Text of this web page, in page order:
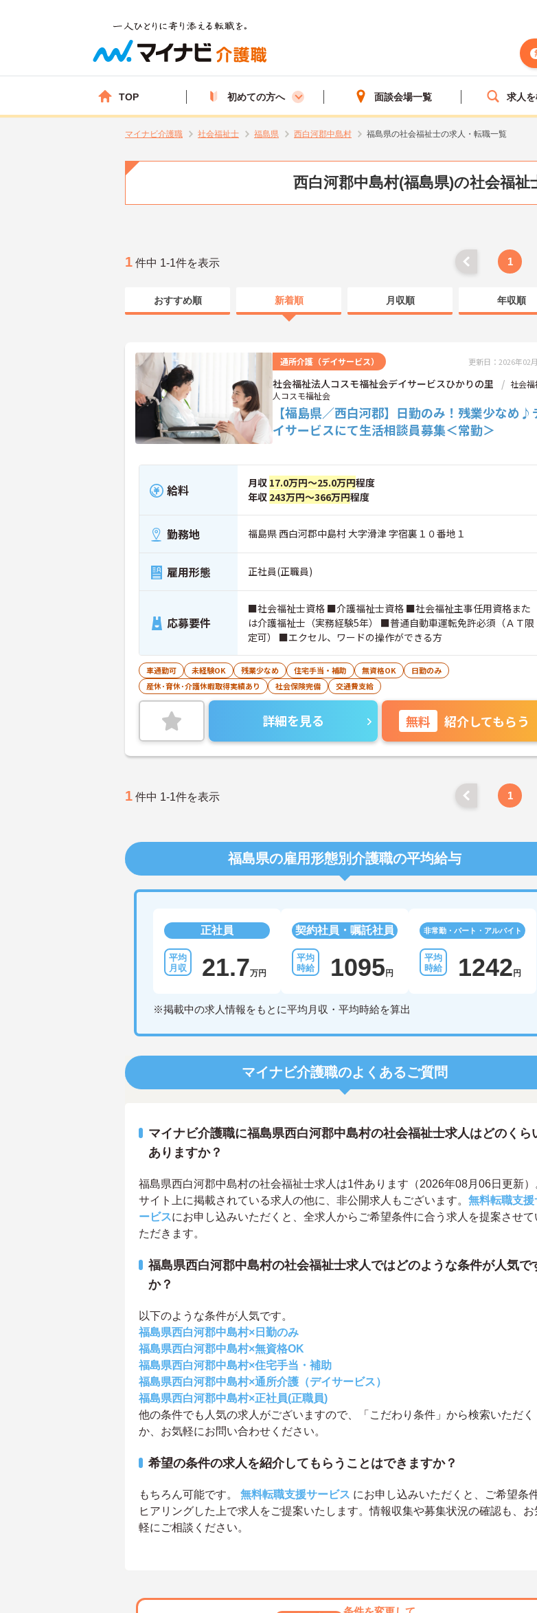
TOP 初めての方へ 面談会場一覧 求人
マイナビ介護職 社会福祉士 福島県 西白河郡中島村 福島県の社会福祉士の求人・転職一覧
西白河郡中島村(福島県)の社会福祉
1 件中 1-1件を表示 1
おすすめ順 新着順 月収順 年収順
通所介護（デイサービス） 更新日：2026年02
社会福祉法人コスモ福祉会デイサービスひかりの里
社会
人コスモ福祉会
【福島県／西白河郡】日勤のみ！残業少なめ♪
イサービスにて生活相談員募集＜常勤＞
給料 月収 17.0万円～25.0万円程度
年収 243万円～366万円程度
勤務地 福島県 西白河郡中島村 大字滑津 字宿裏１０番地１
雇用形態 正社員(正職員)
応募要件
■社会福祉士資格 ■介護福祉士資格 ■社会福祉主事任用資格また
は介護福祉士（実務経験5年） ■普通自動車運転免許必須（ＡＴ限
定可） ■エクセル、ワードの操作ができる方
車通勤可 未経験OK 残業少なめ 住宅手当・補助 無資格OK
日勤のみ
産休･育休･介護休暇取得実績あり
社会保険完備 交通費支給
詳細を見る 無料 紹介してもらう
1 件中 1-1件を表示 1
福島県の雇用形態別介護職の平均給与
正社員
21.7万円
契約社員・嘱託社員
1095 円
非常勤・パート・アルバイト
1242 円
※掲載中の求人情報をもとに平均月収・平均時給を算出
マイナビ介護職のよくあるご質問
マイナビ介護職に福島県西白河郡中島村の社会福祉士求人はどのくら
ありますか？
福島県西白河郡中島村の社会福祉士求人は1件あります（2026年08月06日更新）
サイト上に掲載されている求人の他に、非公開求人もございます。 無料転職支援
ービスにお申し込みいただくと、全求人からご希望条件に合う求人を提案させて
ただきます。
福島県西白河郡中島村の社会福祉士求人ではどのような条件が人気で
か？
以下のような条件が人気です。
福島県西白河郡中島村×日勤のみ
福島県西白河郡中島村×無資格OK
福島県西白河郡中島村×住宅手当・補助
福島県西白河郡中島村×通所介護（デイサービス）
福島県西白河郡中島村×正社員(正職員)
他の条件でも人気の求人がございますので、「こだわり条件」から検索いただく
か、お気軽にお問い合わせください。
希望の条件の求人を紹介してもらうことはできますか？
もちろん可能です。 無料転職支援サービス にお申し込みいただくと、ご希望条
ヒアリングした上で求人をご提案いたします。情報収集や募集状況の確認も、お
軽にご相談ください。